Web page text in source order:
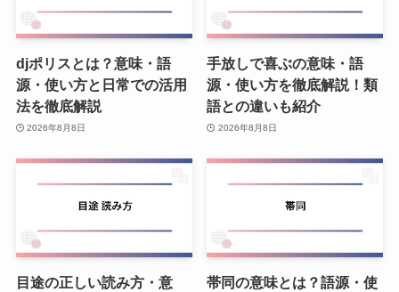
djポリスとは？意味・語
源・使い方と日常での活用
法を徹底解説
2026年8月8日
手放しで喜ぶの意味・語
源・使い方を徹底解説！類
語との違いも紹介
2026年8月8日
目途の正しい読み方・意
帯同の意味とは？語源・使